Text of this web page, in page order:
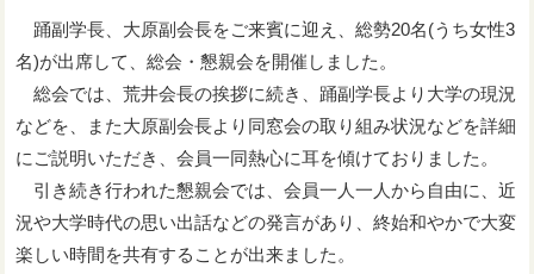
踊副学長、大原副会長をご来賓に迎え、総勢20名(うち女性3
名)が出席して、総会・懇親会を開催しました。
総会では、荒井会長の挨拶に続き、踊副学長より大学の現況
などを、また大原副会長より同窓会の取り組み状況などを詳細
にご説明いただき、会員一同熱心に耳を傾けておりました。
引き続き行われた懇親会では、会員一人一人から自由に、近
況や大学時代の思い出話などの発言があり、終始和やかで大変
楽しい時間を共有することが出来ました。